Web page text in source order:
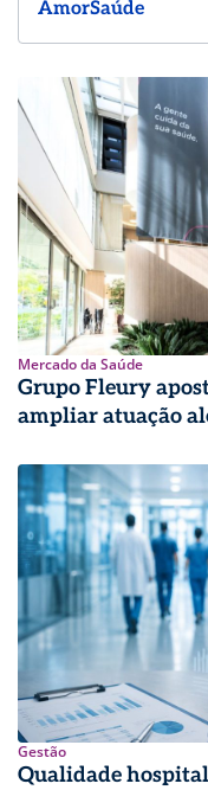
AmorSaúde
Mercado da Saúde
Grupo Fleury
ampliar atuação
Gestão
Qualidade